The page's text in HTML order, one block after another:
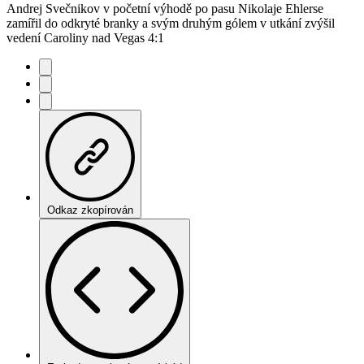
Andrej Svečnikov v početní výhodě po pasu Nikolaje Ehlerse
zamířil do odkryté branky a svým druhým gólem v utkání zvýšil
vedení Caroliny nad Vegas 4:1
Odkaz zkopírován